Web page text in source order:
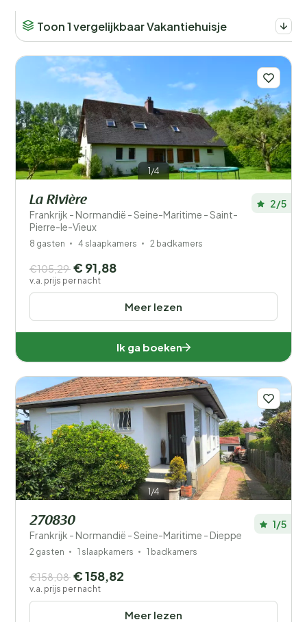
Toon 1 vergelijkbaar Vakantiehuisje
1/4
La Rivière
Frankrijk - Normandië - Seine-Maritime - Saint-
Pierre-le-Vieux
2/5
8 gasten 4 slaapkamers 2 badkamers
Meer lezen
€105,29 € 91,88
v.a. prijs per nacht
Ik ga boeken
1/4
270830
Frankrijk - Normandië - Seine-Maritime - Dieppe
1/5
2 gasten 1 slaapkamers 1 badkamers
Meer lezen
€158,08 € 158,82
v.a. prijs per nacht